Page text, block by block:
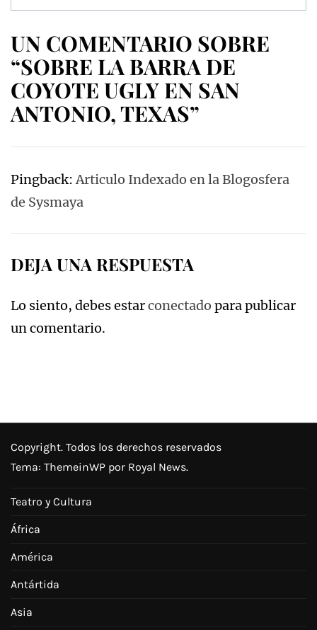
UN COMENTARIO SOBRE
“SOBRE LA BARRA DE
COYOTE UGLY EN SAN
ANTONIO, TEXAS”
Pingback: Articulo Indexado en la Blogosfera
de Sysmaya
DEJA UNA RESPUESTA
Lo siento, debes estarconectado para publicar
un comentario.
Copyright. Todos los derechos reservados
Tema: ThemeinWP por Royal News.
Teatro y Cultura
África
América
Antártida
Asia